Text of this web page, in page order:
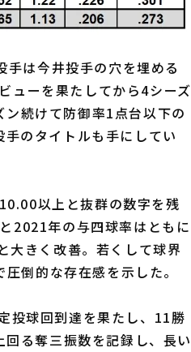
手は今井投手の穴を埋める
ューを果たしてから4シーズ
続けて防御率1点台以下の
のタイトルも手にしてい
以上と抜群の数字を残
2021年の与四球率はともに
大きく改善。若くして球界
倒的な存在感を示した。
投球回到達を果たし、11勝
る奪三振数を記録し、長い